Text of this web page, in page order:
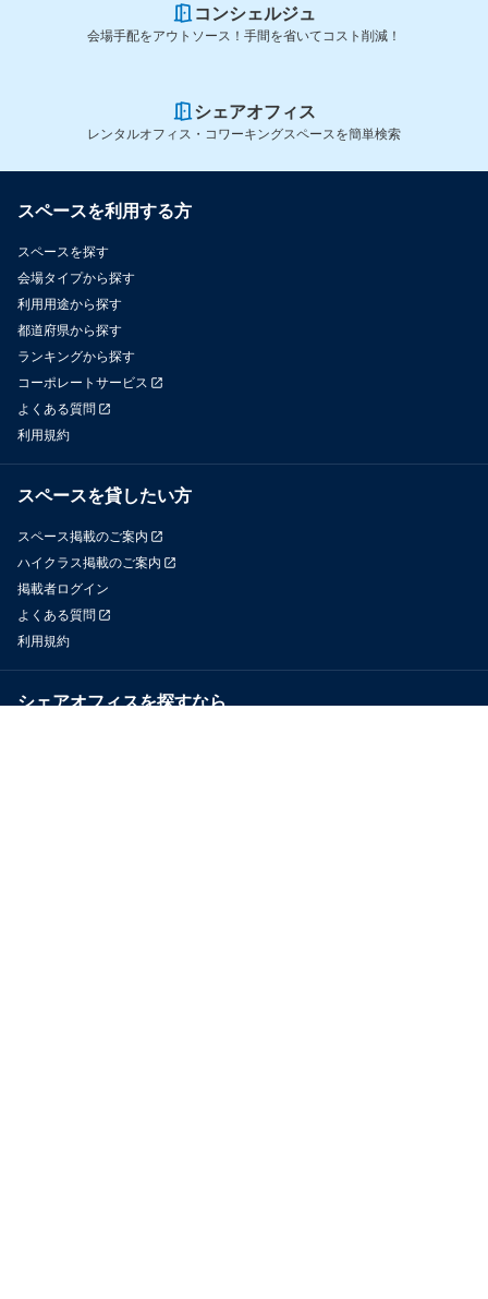
コンシェルジュ
会場手配をアウトソース！手間を省いてコスト削減！
シェアオフィス
レンタルオフィス・コワーキングスペースを簡単検索
スペースを利用する方
スペースを探す
会場タイプから探す
利用用途から探す
都道府県から探す
ランキングから探す
コーポレートサービス
よくある質問
利用規約
スペースを貸したい方
スペース掲載のご案内
ハイクラス掲載のご案内
掲載者ログイン
よくある質問
利用規約
シェアオフィスを探すなら